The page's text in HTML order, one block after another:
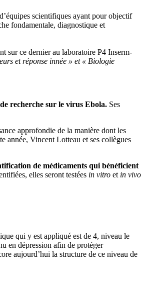
scientifiques ayant pour objectif
fondamentale, diagnostique et
sur ce dernier au laboratoire P4 Inserm-
et réponse innée » et « Biologie
recherche sur le virus Ebola. Ses
approfondie de la manière dont les
année, Vincent Lotteau et ses collègues
de médicaments qui bénéficient
elles seront testées in vitro et in vivo
qui y est appliqué est de 4, niveau le
en dépression afin de protéger
aujourd’hui la structure de ce niveau de